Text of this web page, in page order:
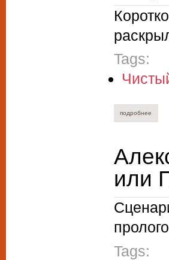
Tags:
подробнее
или
Tags: